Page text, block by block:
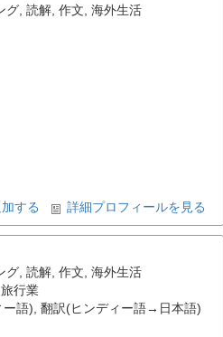
グ, 読解, 作文 海外生活
する 詳細プロフィールを見る
グ, 読解, 作文, 海外生活
旅行業
語), 翻訳(ヒンディー語→日本語)